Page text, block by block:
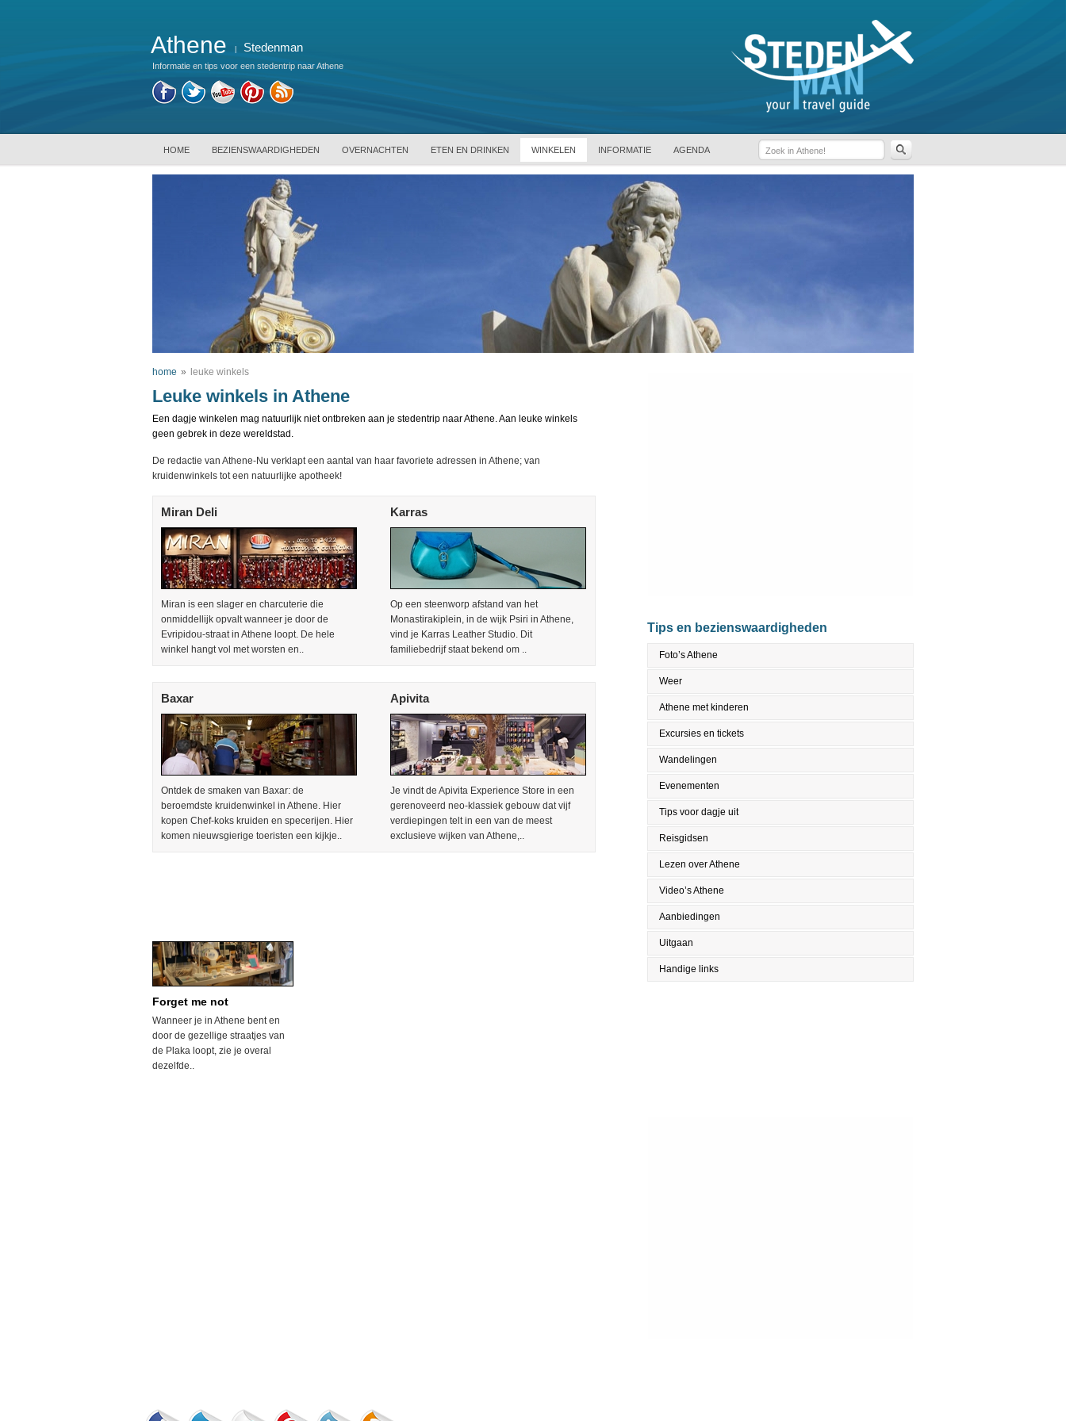
Athene Stedenman
Informatie en tips voor een stedentrip naar Athene
HOME BEZIENSWAARDIGHEDEN OVERNACHTEN ETEN EN DRINKEN WINKELEN INFORMATIE AGENDA
home » leuke winkels
Leuke winkels in Athene
Een dagje winkelen mag natuurlijk niet ontbreken aan je stedentrip naar Athene. Aan leuke winkels
geen gebrek in deze wereldstad.
De redactie van Athene-Nu verklapt een aantal van haar favoriete adressen in Athene; van
kruidenwinkels tot een natuurlijke apotheek!
Miran Deli
Miran is een slager en charcuterie die
onmiddellijk opvalt wanneer je door de
Evripidou-straat in Athene loopt. De hele
winkel hangt vol met worsten en..
Karras
Op een steenworp afstand van het
Monastirakiplein, in de wijk Psiri in Athene,
vind je Karras Leather Studio. Dit
familiebedrijf staat bekend om ..
Baxar
Ontdek de smaken van Baxar: de
beroemdste kruidenwinkel in Athene. Hier
kopen Chef-koks kruiden en specerijen. Hier
komen nieuwsgierige toeristen een kijkje..
Apivita
Je vindt de Apivita Experience Store in een
gerenoveerd neo-klassiek gebouw dat vijf
verdiepingen telt in een van de meest
exclusieve wijken van Athene,..
Forget me not
Wanneer je in Athene bent en
door de gezellige straatjes van
de Plaka loopt, zie je overal
dezelfde..
Tips en bezienswaardigheden
Foto’s Athene
Weer
Athene met kinderen
Excursies en tickets
Wandelingen
Evenementen
Tips voor dagje uit
Reisgidsen
Lezen over Athene
Video’s Athene
Aanbiedingen
Uitgaan
Handige links